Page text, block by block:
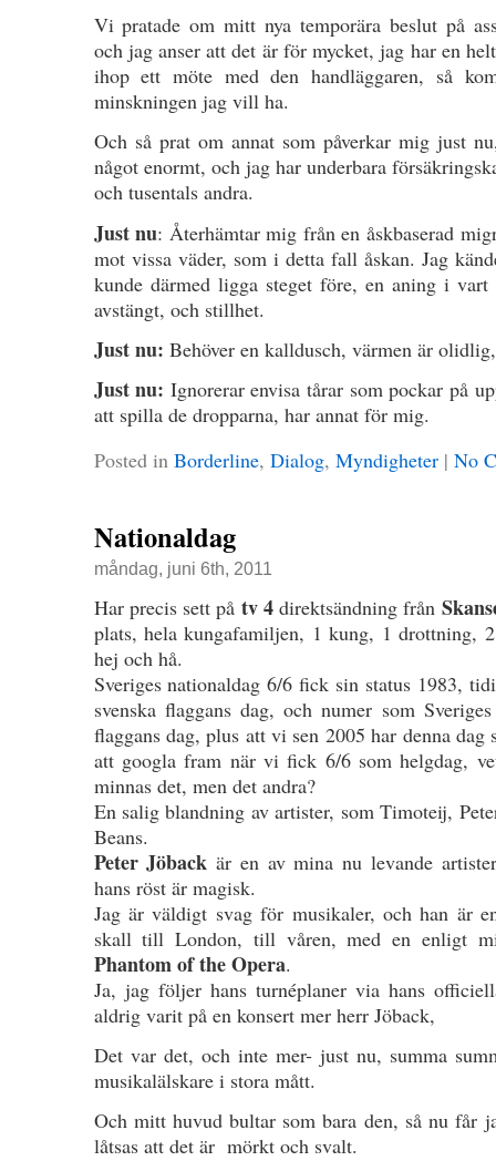
Vi pratade om mitt nya temporära beslut på
och jag anser att det är för mycket, jag har en
ihop ett möte med den handläggaren, så
minskningen jag vill ha.
Och så prat om annat som påverkar mig just
något enormt, och jag har underbara
och tusentals andra.
Just nu: Återhämtar mig från en åskbaserad
mot vissa väder, som i detta fall åskan. Jag
kunde därmed ligga steget före, en aning i
avstängt, och stillhet.
Just nu: Behöver en kalldusch, värmen är
Just nu: Ignorerar envisa tårar som pockar på
att spilla de dropparna, har annat för mig.
Posted in Borderline, Dialog, Myndigheter| No
Nationaldag
måndag, juni 6th, 2011
Har precis sett på tv 4direktsändning från
plats, hela kungafamiljen, 1 kung, 1 drottning,
hej och hå.
Sveriges nationaldag 6/6 fick sin status 1983,
svenska flaggans dag, och numer som
flaggans dag, plus att vi sen 2005 har denna dag
att googla fram när vi fick 6/6 som helgdag,
minnas det, men det andra?
En salig blandning av artister, som Timoteij,
Beans.
Peter Jöback är en av mina nu levande
hans röst är magisk.
Jag är väldigt svag för musikaler, och han är
skall till London, till våren, med en enligt
Phantom of the Opera.
Ja, jag följer hans turnéplaner via hans
aldrig varit på en konsert mer herr Jöback,
Det var det, och inte mer- just nu, summa
musikalälskare i stora mått.
Och mitt huvud bultar som bara den, så nu får
låtsas att det är mörkt och svalt.